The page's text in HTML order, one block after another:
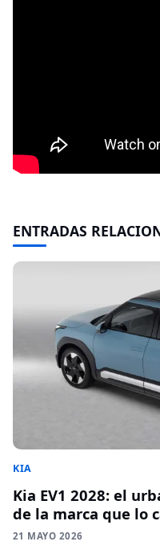
ENTRADAS
KIA
Kia EV1 2028: el
de la marca que lo
21 MAYO 2026